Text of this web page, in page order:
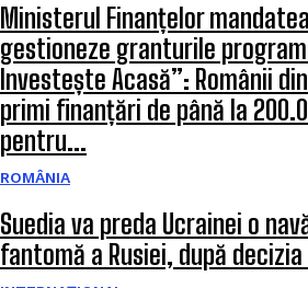
Ministerul Finanțelor
gestioneze granturile
Investește Acasă”: Românii
primi finanțări de până la
pentru...
ROMÂNIA
Suedia va preda Ucrainei o
fantomă a Rusiei, după